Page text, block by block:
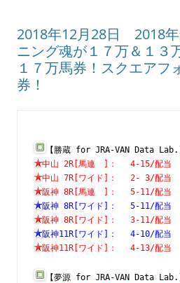
2018年12月28日 2018
ニング魂が１７万＆１３
１７万馬券！スクエアフ
券！
【勝蔵 for JRA-VAN Data Lab.
中山 2R[馬連　]：　 4-
中山 7R[ワイド]：　 2- 3/配当
阪神 8R[馬連　]：　 5-
阪神 8R[ワイド]：　 5-
阪神 8R[ワイド]：　 3-
阪神11R[ワイド]：　 4-10/配当
阪神11R[ワイド]：　 4-13/配当
【夢源 for JRA-VAN Data Lab.